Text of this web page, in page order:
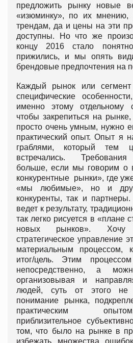
предложить рынку новые
«изюминку», по их
трендам, да и цены на эти
доступны. Но что же
концу 2016 стало
прижились, и мы опять
брендовые предпочтения на
Каждый рынок или
специфические
именно этому отдельному
чтобы закрепиться на
просто очень умным, нужно
практический опыт. Опыт я
граблями, который тем
встречались.
больше, если мы говорим о
конкурентные рынки», где
«мы любимые», но и
конкуренты, так и
ведет к результату,
так легко рисуется в «плане
новых рынков». Хочу
стратегическое управление
материальным процессом,
итог/цель. Этим
непосредственно, а
организовывая и
людей, суть от этого не
понимание рынка,
практическим
приблизительное
том, что было на рынке в
избежать множества